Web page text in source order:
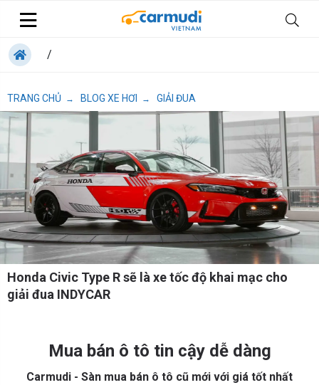
/
TRANG CHỦ → BLOG XE HƠI → GIẢI ĐUA
Honda Civic Type R sẽ là xe tốc độ khai mạc cho
giải đua INDYCAR
Mua bán ô tô tin cậy dễ dàng
Carmudi - Sàn mua bán ô tô cũ mới với giá tốt nhất